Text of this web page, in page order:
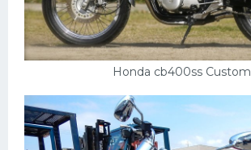
Honda cb400ss Custom